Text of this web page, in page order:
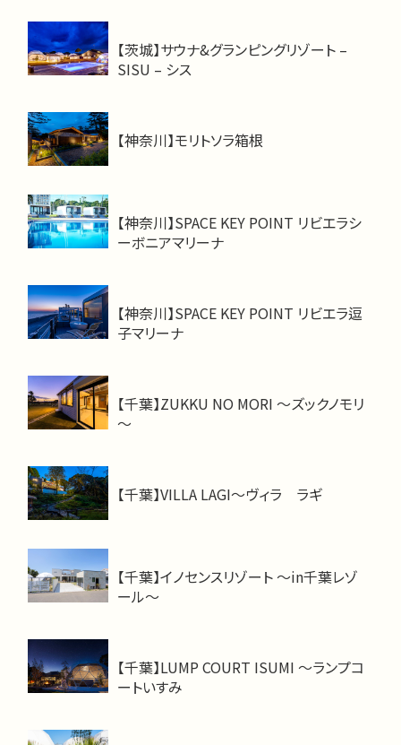
【茨城】サウナ&グランピングリゾート –
SISU – シス
【神奈川】モリトソラ箱根
【神奈川】SPACE KEY POINT リビエラシ
ーボニアマリーナ
【神奈川】SPACE KEY POINT リビエラ逗
子マリーナ
【千葉】ZUKKU NO MORI ～ズックノモリ
～
【千葉】VILLA LAGI～ヴィラ ラギ
【千葉】イノセンスリゾート ～in千葉レゾ
ール～
【千葉】LUMP COURT ISUMI ～ランプコ
ートいすみ